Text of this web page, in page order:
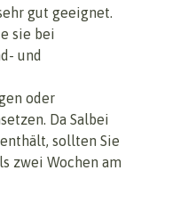
gut geeignet.
sie bei
und
oder
Da Salbei
sollten Sie
zwei Wochen am